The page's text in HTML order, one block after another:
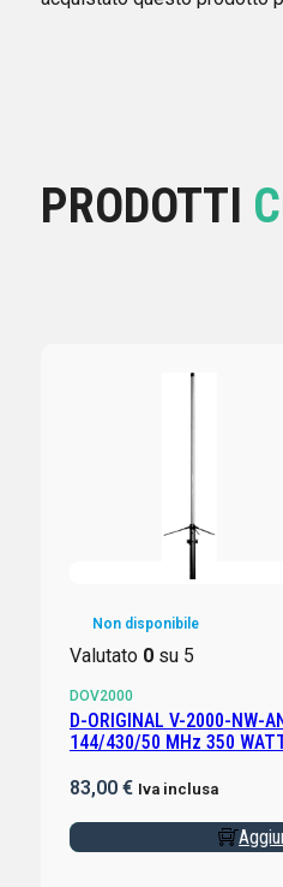
PRODOTTI
Non disponibile
Valutato 0su 5
DOV2000
D-ORIGINAL V-2000-NW-
144/430/50 MHz 350
83,00 € Iva inclusa